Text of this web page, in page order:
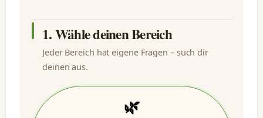
1. Wähle deinen Bereich
Jeder Bereich hat eigene Fragen – such dir
deinen aus.
🌿